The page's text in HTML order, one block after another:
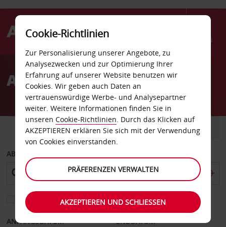
Menü
AvisAutovermietung Oriskany
FAHRZEUG TRANSPORTER
ABHOLEN VON
Eine andere Rückgabestation auswählen
ANFANGSDATUM ENDDATUM
Cookie-Richtlinien
Zur Personalisierung unserer Angebote, zu
Analysezwecken und zur Optimierung Ihrer
Erfahrung auf unserer Website benutzen wir
Cookies. Wir geben auch Daten an
vertrauenswürdige Werbe- und Analysepartner
weiter. Weitere Informationen finden Sie in
unseren Cookie-Richtlinien. Durch das Klicken auf
AKZEPTIEREN erklären Sie sich mit der Verwendung
von Cookies einverstanden.
PRÄFERENZEN VERWALTEN
AKZEPTIEREN UND SCHLIESSEN